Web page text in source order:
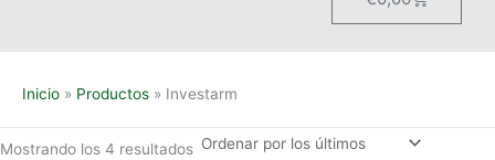
Inicio Productos Investarm
Mostrando los 4 resultados